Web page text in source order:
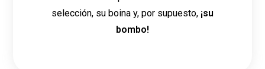
selección, su boina y, por supuesto, ¡su
bombo!